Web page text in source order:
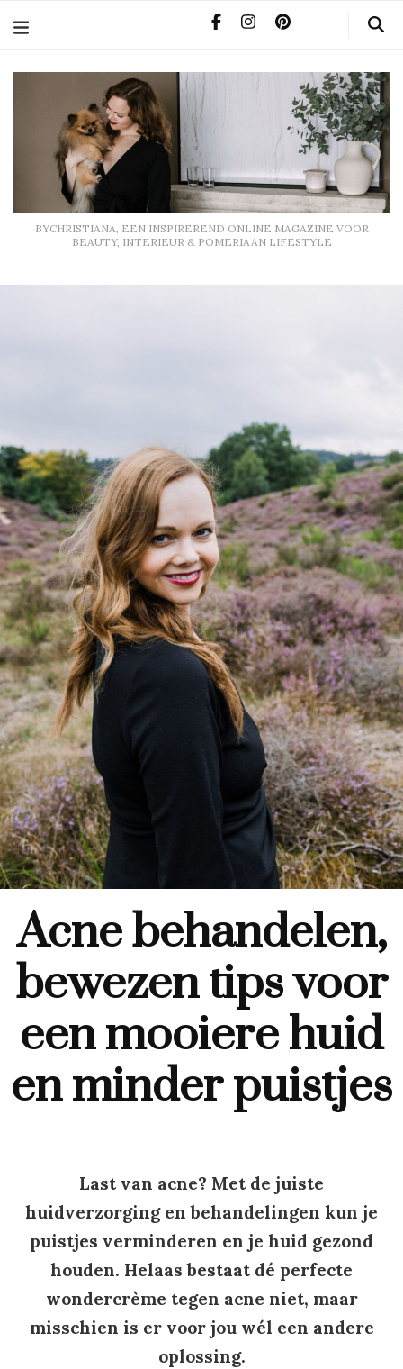
BYCHRISTIANA, EEN INSPIREREND ONLINE MAGAZINE VOOR
BEAUTY, INTERIEUR & POMERIAAN LIFESTYLE
Acne behandelen,
bewezen tips voor
een mooiere huid
en minder puistjes
Last van acne? Met de juiste
huidverzorging en behandelingen kun je
puistjes verminderen en je huid gezond
houden. Helaas bestaat dé perfecte
wondercrème tegen acne niet, maar
misschien is er voor jou wél een andere
oplossing.